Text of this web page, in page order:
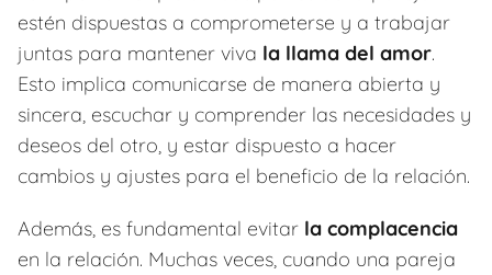
estén dispuestas a comprometerse y a trabajar
juntas para mantener viva la llama del amor.
Esto implica comunicarse de manera abierta y
sincera, escuchar y comprender las necesidades y
deseos del otro, y estar dispuesto a hacer
cambios y ajustes para el beneficio de la relación.
Además, es fundamental evitar la complacencia
en la relación. Muchas veces, cuando una pareja